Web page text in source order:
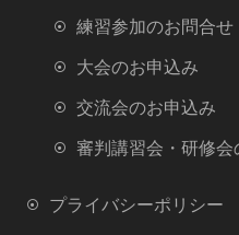
練習参加のお問合せ
大会のお申込み
交流会のお申込み
審判講習会・研修会
プライバシーポリシー